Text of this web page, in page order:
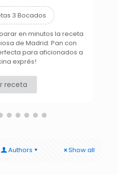
3 Bocados
en minutos la receta
de Madrid: Pan con
para aficionados a
exprés!
receta
Authors Show all